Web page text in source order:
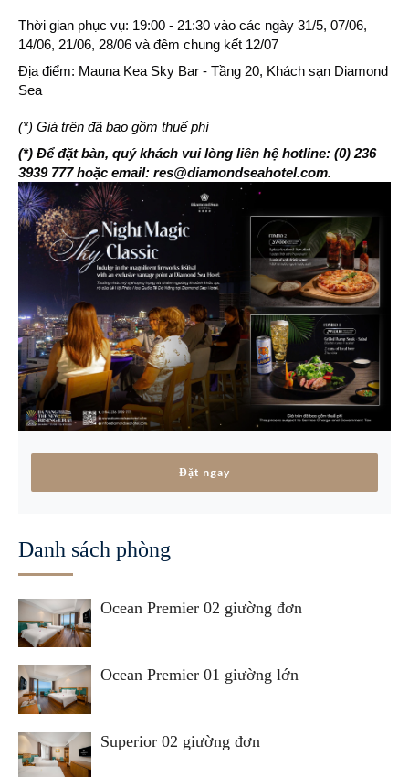
Thời gian phục vụ: 19:00 - 21:30 vào các ngày 31/5, 07/06,
14/06, 21/06, 28/06 và đêm chung kết 12/07
Địa điểm: Mauna Kea Sky Bar - Tầng 20, Khách sạn Diamond
Sea
(*) Giá trên đã bao gồm thuế phí
(*) Để đặt bàn, quý khách vui lòng liên hệ hotline: (0) 236
3939 777 hoặc email: res@diamondseahotel.com.
Đặt ngay
Danh sách phòng
Ocean Premier 02 giường đơn
Ocean Premier 01 giường lớn
Superior 02 giường đơn